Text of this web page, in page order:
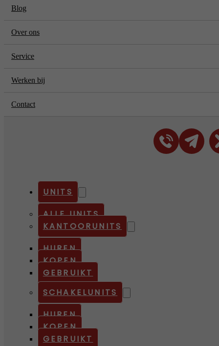
Blog
Over ons
Service
Werken bij
Contact
UNITS
ALLE UNITS
KANTOORUNITS
HUREN
KOPEN
GEBRUIKT
SCHAKELUNITS
HUREN
KOPEN
GEBRUIKT